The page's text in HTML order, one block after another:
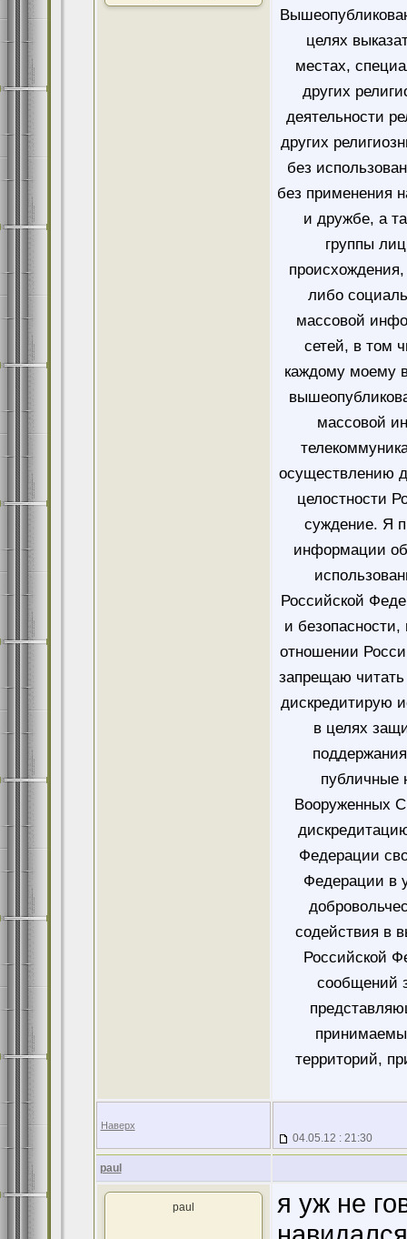
целях
местах,
других
деятельности
других
без
без применения
и дружбе, а
группы
либо
массовой
сетей, в том
каждому моему
массовой
осуществлению
целостности
суждение. Я
информации
Российской
и безопасности,
отношении
запрещаю читать
дискредитирую
в целях
публичные
Вооруженных
Федерации
Федерации в
содействия в
Российской
сообщений
территорий,
Наверх
04.05.12 : 21:30
paul
paul
я уж не